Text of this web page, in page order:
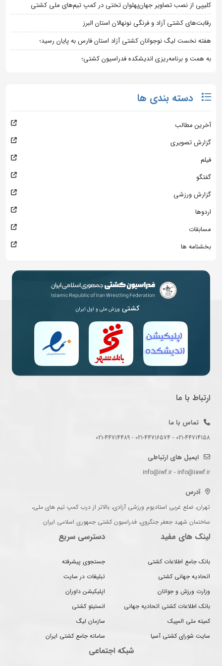
کلیپی از نصب تصاویر جهان‌پهلوان تختی در کمپ تیم‌های ملی کشتی
رقابت‌های کشتی آزاد و فرنگی نونهالان استان البرز
هفته نخست لیگ نوجوانان کشتی آزاد استان فارس به پایان رسید؛
به همت و برنامه‌ریزی اندیشکده فدراسیون کشتی؛
دسته بندی ها
آخرین مطالب
گزارش تصویری
فیلم
گفتگو
گزارش ورزشی
اردوها
مسابقات
بخشنامه ها
کشتی ورزش ملی و اول ایران
ارتباط با ما
تماس با ما
021-44714158 - 021-44716574 - 021-44714489
ایمیل های ارتباطی
info@iwf.ir - info@iawf.ir
آدرس
تهران، ضلع غربی استادیوم ورزشی آزادی، بالاتر از درب کمپ تیم های ملی،
ساختمان شهید جعفر جنگروی، فدراسیون کشتی جمهوری اسلامی ایران
لینک های مفید
بانک جامع اطلاعات کشتی
اتحادیه جهانی کشتی
وزارت ورزش و جوانان
بانک اطلاعات کشتی اتحادیه جهانی
کمیته ملی المپیک
سایت شورای کشتی آسیا
دسترسی سریع
جستجوی پیشرفته
تبلیغات در سایت
اپلیکیشن داوران
انستیتو کشتی
سازمان لیگ
سامانه جامع کشتی ایران
شبکه اجتماعی